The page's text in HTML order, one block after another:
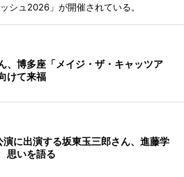
シュ2026」が開催されている。
、博多座「メイジ・ザ・キャッツア
けて来福
に出演する坂東玉三郎さん、進藤学
思いを語る